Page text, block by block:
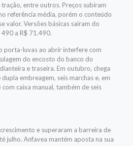
entre outros. Preços subiram
referência média, porém o conteúdo
valor. Versões básicas saíram do
490 a R$ 71.490.
porta-luvas ao abrir interfere com
do encosto do banco do
e traseira. Em outubro, chega
embreagem, seis marchas e, em
caixa manual, também de seis
e superaram a barreira de
julho. Anfavea mantém aposta na sua